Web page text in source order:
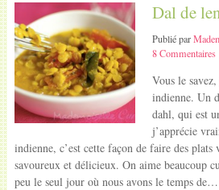
Dal de
Publié par
8 Commentaires
Vous le
indienne. Un
dahl, qui est
j’apprécie
indienne, c’est cette façon de faire des plats
savoureux et délicieux. On aime beaucoup
peu le seul jour où nous avons le temps de…